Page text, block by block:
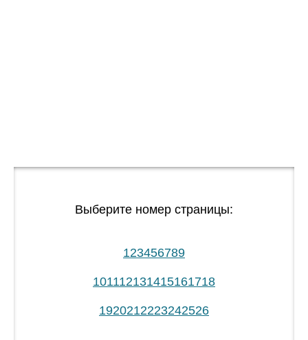
Выберите номер страницы:
123456789
101112131415161718
1920212223242526